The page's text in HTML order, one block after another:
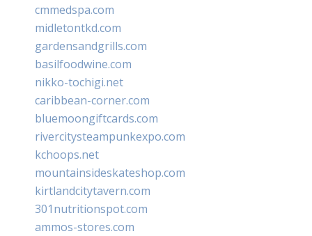
cmmedspa.com
midletontkd.com
gardensandgrills.com
basilfoodwine.com
nikko-tochigi.net
caribbean-corner.com
bluemoongiftcards.com
rivercitysteampunkexpo.com
kchoops.net
mountainsideskateshop.com
kirtlandcitytavern.com
301nutritionspot.com
ammos-stores.com